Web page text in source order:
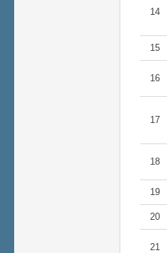
14
15
16
17
18
19
20
21